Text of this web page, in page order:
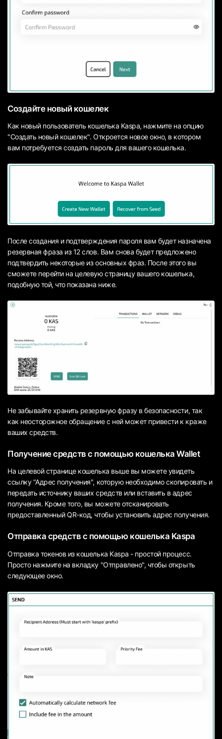
Создайте новый кошелек
Как новый пользователь кошелька Kaspa, нажмите на опцию
"Создать новый кошелек". Откроется новое окно, в котором
вам потребуется создать пароль для вашего кошелька.
После создания и подтверждения пароля вам будет назначена
резервная фраза из 12 слов. Вам снова будет предложено
подтвердить некоторые из основных фраз. После этого вы
сможете перейти на целевую страницу вашего кошелька,
подобную той, что показана ниже.
Не забывайте хранить резервную фразу в безопасности, так
как неосторожное обращение с ней может привести к краже
ваших средств.
Получение средств с помощью кошелька Wallet
На целевой странице кошелька выше вы можете увидеть
ссылку "Адрес получения", которую необходимо скопировать и
передать источнику ваших средств или вставить в адрес
получения. Кроме того, вы можете отсканировать
предоставленный QR-код, чтобы установить адрес получения.
Отправка средств с помощью кошелька Kaspa
Отправка токенов из кошелька Kaspa - простой процесс.
Просто нажмите на вкладку "Отправлено", чтобы открыть
следующее окно.